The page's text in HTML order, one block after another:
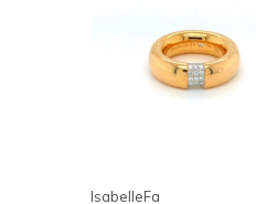
IsabelleFa